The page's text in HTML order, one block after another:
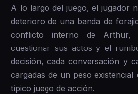
A lo largo del juego, el jugador
deterioro de una banda de
conflicto interno de Arthur,
cuestionar sus actos y el
decisión, cada conversación y
cargadas de un peso existencial
típico juego de acción.